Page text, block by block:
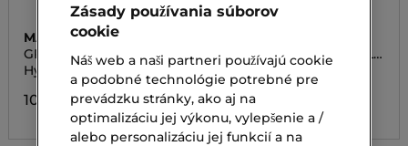
MASQUEBAR
GREEN TEA HYDRO GEL
EYE PATCH
Hydrogélová očná maska
10,20 €
24H WATERPROOF GEL
EYE PENCIL
Gélová očná linka
36,00 €
Zásady používania súborov
cookie
Náš web a naši partneri používajú cookie
a podobné technológie potrebné pre
prevádzku stránky, ako aj na
optimalizáciu jej výkonu, vylepšenie a /
alebo personalizáciu jej funkcií a na